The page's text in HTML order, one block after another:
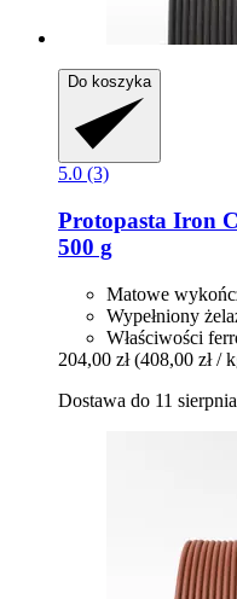
Do koszyka
5.0 (3)
Protopasta Iron
500 g
Matowe
Wypełniony
Właściwości
204,00 zł (408,00 zł /
Dostawa do 11 sierpnia